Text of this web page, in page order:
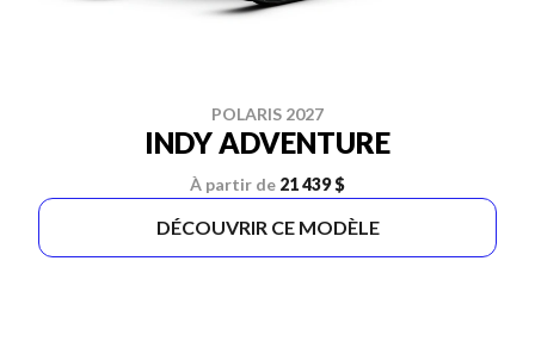
POLARIS 2027
INDY ADVENTURE
À partir de 21 439 $
DÉCOUVRIR CE MODÈLE